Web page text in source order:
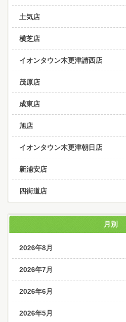
土気店
横芝店
イオンタウン木更津請西店
茂原店
成東店
旭店
イオンタウン木更津朝日店
新浦安店
四街道店
月別
2026年8月
2026年7月
2026年6月
2026年5月